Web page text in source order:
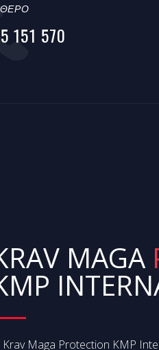
151 570
MAGA
Maga Protection KMP